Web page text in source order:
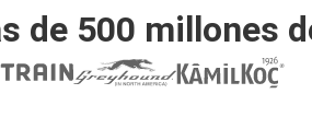
de 500 millones